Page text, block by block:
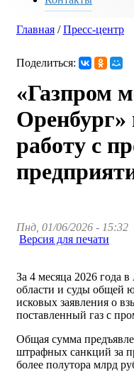
Вы здесь
Главная / Пресс-центр
Поделиться:
«Газпром
Оренбург»
работу с
Пнд, 01/06/2026 - 15:32
Версия для печати
За 4 месяца 2026 года
области и суды общей
исковых заявления о
поставленный газ с
Общая сумма
штрафных санкций за
более полутора млрд